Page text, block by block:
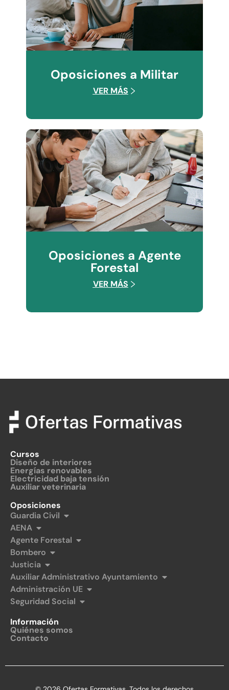
Oposiciones a Militar
VER MÁS
Oposiciones a Agente
Forestal
VER MÁS
Cursos
Diseño de interiores
Energías renovables
Electricidad baja tensión
Auxiliar veterinaria
Oposiciones
Guardia Civil
AENA
Agente Forestal
Bombero
Justicia
Auxiliar Administrativo Ayuntamiento
Administración UE
Seguridad Social
Información
Quiénes somos
Contacto